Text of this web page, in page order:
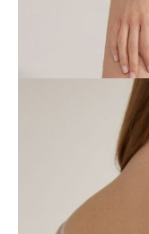
Бюстье GOTIC из
пленительный образ и
• глубокая V-образная
• мягкие треугольные
• роскошное фактурное
• под грудью и по
• по центру переда
• регулируемые по
• застёжка по спинке
• сохранение формы и